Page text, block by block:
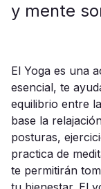
y mente
El Yoga es una
esencial, te
equilibrio entre
base la
posturas,
practica de
te permitirán